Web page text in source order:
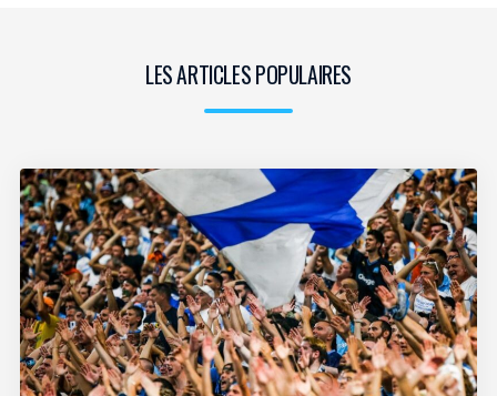
LES ARTICLES POPULAIRES